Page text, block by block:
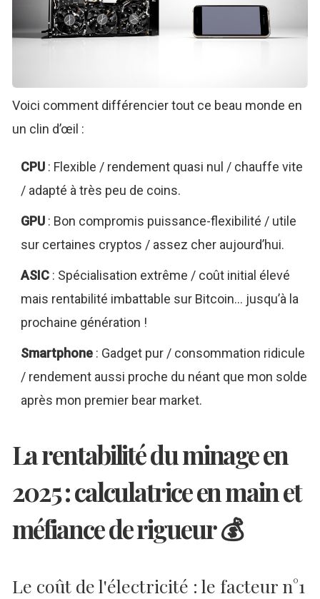
Voici comment différencier tout ce beau monde en
un clin d’œil :
CPU : Flexible / rendement quasi nul / chauffe vite
/ adapté à très peu de coins.
GPU : Bon compromis puissance-flexibilité / utile
sur certaines cryptos / assez cher aujourd’hui.
ASIC : Spécialisation extrême / coût initial élevé
mais rentabilité imbattable sur Bitcoin… jusqu’à la
prochaine génération !
Smartphone : Gadget pur / consommation ridicule
/ rendement aussi proche du néant que mon solde
après mon premier bear market.
La rentabilité du minage en
2025 : calculatrice en main et
méfiance de rigueur 💰
Le coût de l'électricité : le facteur n°1